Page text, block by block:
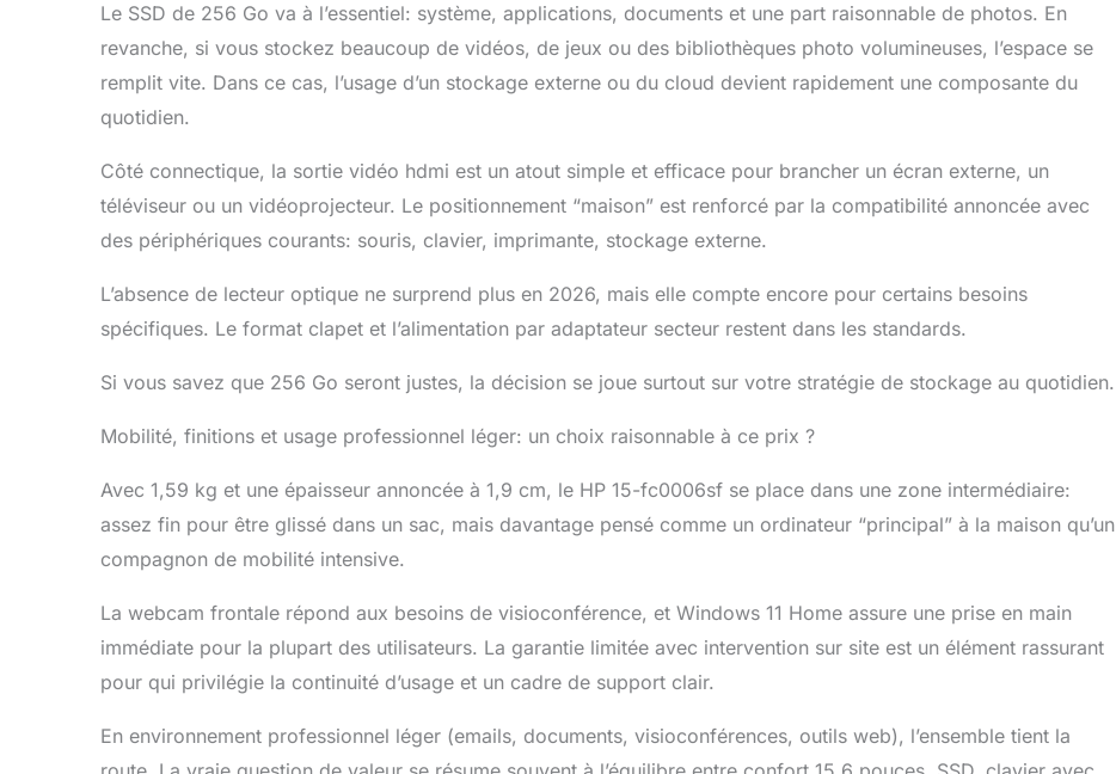
Le SSD de 256 Go va à l’essentiel: système, applications, documents et une part raisonnable de photos. En
revanche, si vous stockez beaucoup de vidéos, de jeux ou des bibliothèques photo volumineuses, l’espace se
remplit vite. Dans ce cas, l’usage d’un stockage externe ou du cloud devient rapidement une composante du
quotidien.
Côté connectique, la sortie vidéo hdmi est un atout simple et efficace pour brancher un écran externe, un
téléviseur ou un vidéoprojecteur. Le positionnement “maison” est renforcé par la compatibilité annoncée avec
des périphériques courants: souris, clavier, imprimante, stockage externe.
L’absence de lecteur optique ne surprend plus en 2026, mais elle compte encore pour certains besoins
spécifiques. Le format clapet et l’alimentation par adaptateur secteur restent dans les standards.
Si vous savez que 256 Go seront justes, la décision se joue surtout sur votre stratégie de stockage au quotidien.
Mobilité, finitions et usage professionnel léger: un choix raisonnable à ce prix ?
Avec 1,59 kg et une épaisseur annoncée à 1,9 cm, le HP 15-fc0006sf se place dans une zone intermédiaire:
assez fin pour être glissé dans un sac, mais davantage pensé comme un ordinateur “principal” à la maison qu’un
compagnon de mobilité intensive.
La webcam frontale répond aux besoins de visioconférence, et Windows 11 Home assure une prise en main
immédiate pour la plupart des utilisateurs. La garantie limitée avec intervention sur site est un élément rassurant
pour qui privilégie la continuité d’usage et un cadre de support clair.
En environnement professionnel léger (emails, documents, visioconférences, outils web), l’ensemble tient la